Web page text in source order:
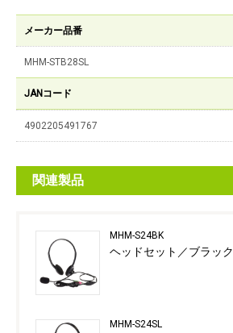
メーカー品番
MHM-STB28SL
JANコード
4902205491767
関連製品
MHM-S24BK
ヘッドセット／ブラック
MHM-S24SL